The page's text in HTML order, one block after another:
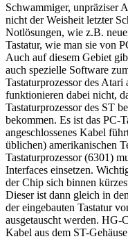
Schwammiger, unpräziser
nicht der Weisheit letzter
Notlösungen, wie z.B.
Tastatur, wie man sie von
Auch auf diesem Gebiet
auch spezielle Software
Tastaturprozessor des
funktionieren dabei nicht,
Tastaturprozessor des ST
bekommen. Es ist das PC-
angeschlossenes Kabel
üblichen) amerikanischen
Tastaturprozessor (6301)
Interfaces einsetzen.
der Chip sich binnen
Dieser ist dann gleich in
der eingebauten Tastatur
ausgetauscht werden.
Kabel aus dem ST-